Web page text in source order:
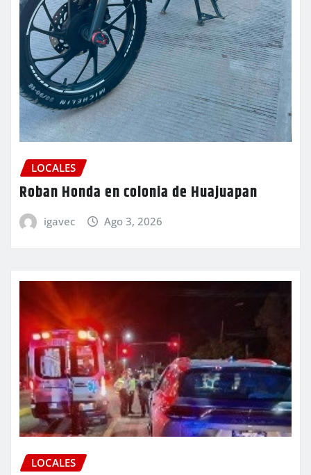
LOCALES
Roban Honda en colonia de Huajuapan
igavec Ago 3, 2026
LOCALES